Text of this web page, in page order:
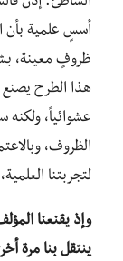
أسسٍ علمية بأن
ظروفٍ معينة،
هذا الطرح يصنع
عشوائياً،
الظروف،
لتجربتنا
وإذ يقنعنا
ينتقل بنا مرة